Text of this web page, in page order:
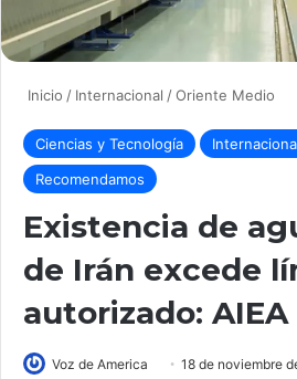
Inicio / Internacional /Oriente Medio
Ciencias y Tecnología
Recomendamos
Existencia de
de Irán excede
autorizado: AIEA
Voz de America 18 de noviembre